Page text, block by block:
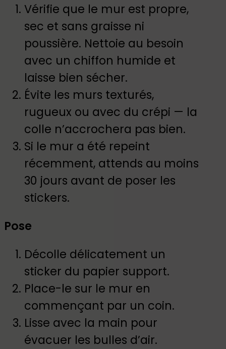
Vérifie que le mur est propre,
sec et sans graisse ni
poussière. Nettoie au besoin
avec un chiffon humide et
laisse bien sécher.
Évite les murs texturés,
rugueux ou avec du crépi — la
colle n’accrochera pas bien.
Si le mur a été repeint
récemment, attends au moins
30 jours avant de poser les
stickers.
Pose
Décolle délicatement un
sticker du papier support.
Place-le sur le mur en
commençant par un coin.
Lisse avec la main pour
évacuer les bulles d’air.